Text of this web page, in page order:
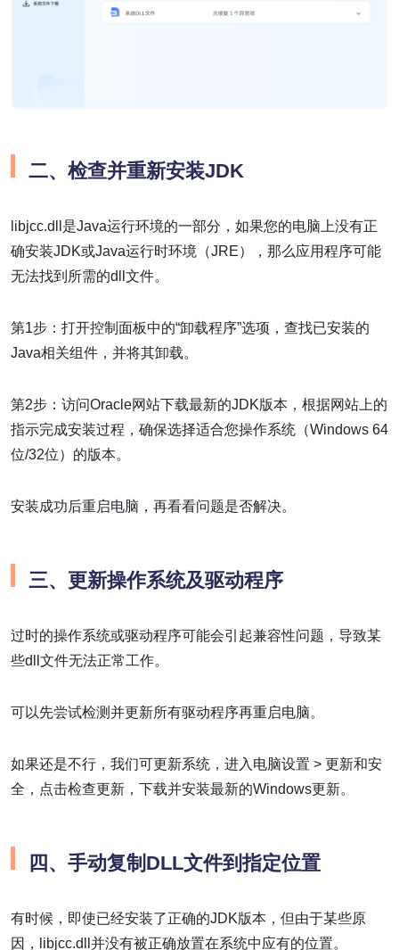
二、检查并重新安装JDK
libjcc.dll是Java运行环境的一部分，如果您的电脑上没有正
确安装JDK或Java运行时环境（JRE），那么应用程序可能
无法找到所需的dll文件。
第1步：打开控制面板中的“卸载程序”选项，查找已安装的
Java相关组件，并将其卸载。
第2步：访问Oracle网站下载最新的JDK版本，根据网站上的
指示完成安装过程，确保选择适合您操作系统（Windows 64
位/32位）的版本。
安装成功后重启电脑，再看看问题是否解决。
三、更新操作系统及驱动程序
过时的操作系统或驱动程序可能会引起兼容性问题，导致某
些dll文件无法正常工作。
可以先尝试检测并更新所有驱动程序再重启电脑。
如果还是不行，我们可更新系统，进入电脑设置 > 更新和安
全，点击检查更新，下载并安装最新的Windows更新。
四、手动复制DLL文件到指定位置
有时候，即使已经安装了正确的JDK版本，但由于某些原
因，libjcc.dll并没有被正确放置在系统中应有的位置。